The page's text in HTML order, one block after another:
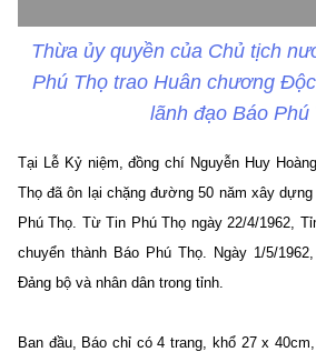
Thừa ủy quyền của Chủ tịch
Phú Thọ trao Huân chương
lãnh đạo Báo Phú
Tại Lễ Kỷ niệm, đồng chí Nguyễn Huy
Thọ đã ôn lại chặng đường 50 năm xây
Phú Thọ. Từ Tin Phú Thọ ngày 22/4/1962,
chuyển thành Báo Phú Thọ. Ngày 1/5/
Đảng bộ và nhân dân trong tỉnh.
Ban đầu, Báo chỉ có 4 trang, khổ 27 x